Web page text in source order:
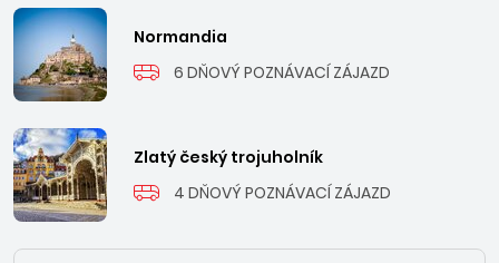
Normandia
6 DŇOVÝ POZNÁVACÍ ZÁJAZD
Zlatý český trojuholník
4 DŇOVÝ POZNÁVACÍ ZÁJAZD